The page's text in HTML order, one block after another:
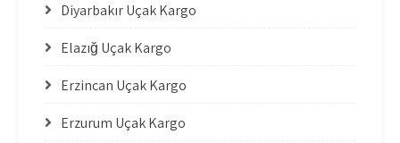
Diyarbakır Uçak Kargo
Elazığ Uçak Kargo
Erzincan Uçak Kargo
Erzurum Uçak Kargo